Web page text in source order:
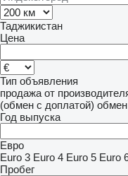
Таджикистан
Цена
Тип объявления
продажа от
(обмен с доплатой) обмен
Год выпуска
Евро
Euro 3 Euro 4 Euro 5 Euro
Пробег